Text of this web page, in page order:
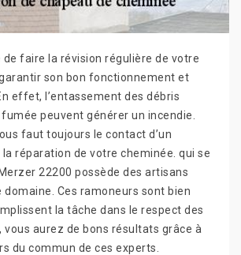
de faire la révision régulière de votre
son bon fonctionnement et
effet, l’entassement des débris
peuvent générer un incendie.
faut toujours le contact d’un
réparation de votre cheminée. qui se
22200 possède des artisans
domaine. Ces ramoneurs sont bien
la tâche dans le respect des
vous aurez de bons résultats grâce à
du commun de ces experts.